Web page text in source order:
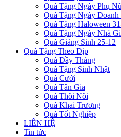
Quà Tặng Ngày Phụ
Quà Tặng Ngày
Quà Tặng Haloween
Quà Tặng Ngày Nhà
Quà Giáng Sinh 25-12
Quà Tặng Theo Dịp
Quà Đầy Tháng
Quà Tặng Sinh Nhật
Quà Cưới
Quà Tân Gia
Quà Thôi Nôi
Quà Khai Trương
Quà Tốt Nghiệp
LIÊN HỆ
Tin tức